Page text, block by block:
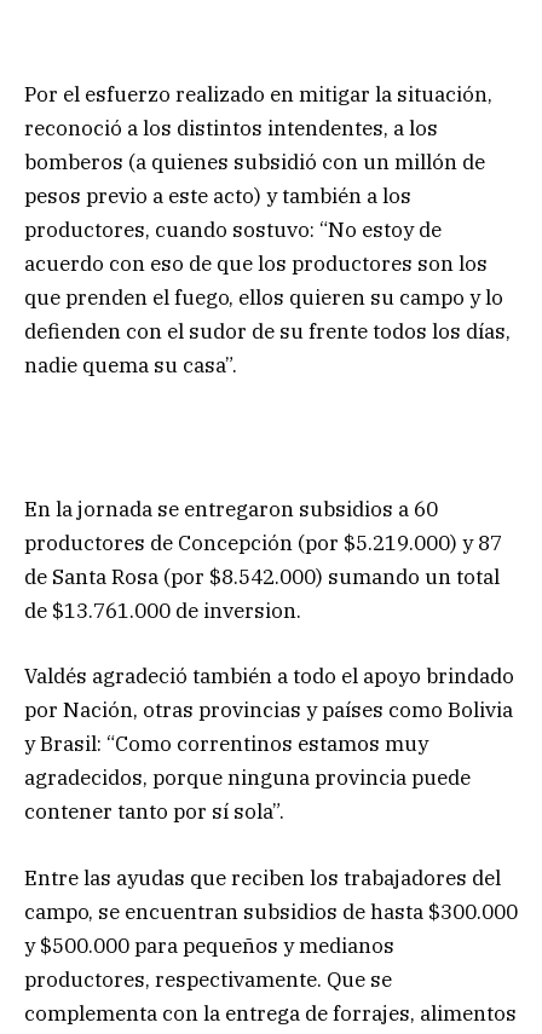
Por el esfuerzo realizado en mitigar la situación,
reconoció a los distintos intendentes, a los
bomberos (a quienes subsidió con un millón de
pesos previo a este acto) y también a los
productores, cuando sostuvo: “No estoy de
acuerdo con eso de que los productores son los
que prenden el fuego, ellos quieren su campo y lo
defienden con el sudor de su frente todos los días,
nadie quema su casa”.
En la jornada se entregaron subsidios a 60
productores de Concepción (por $5.219.000) y 87
de Santa Rosa (por $8.542.000) sumando un total
de $13.761.000 de inversion.
Valdés agradeció también a todo el apoyo brindado
por Nación, otras provincias y países como Bolivia
y Brasil: “Como correntinos estamos muy
agradecidos, porque ninguna provincia puede
contener tanto por sí sola”.
Entre las ayudas que reciben los trabajadores del
campo, se encuentran subsidios de hasta $300.000
y $500.000 para pequeños y medianos
productores, respectivamente. Que se
complementa con la entrega de forrajes, alimentos